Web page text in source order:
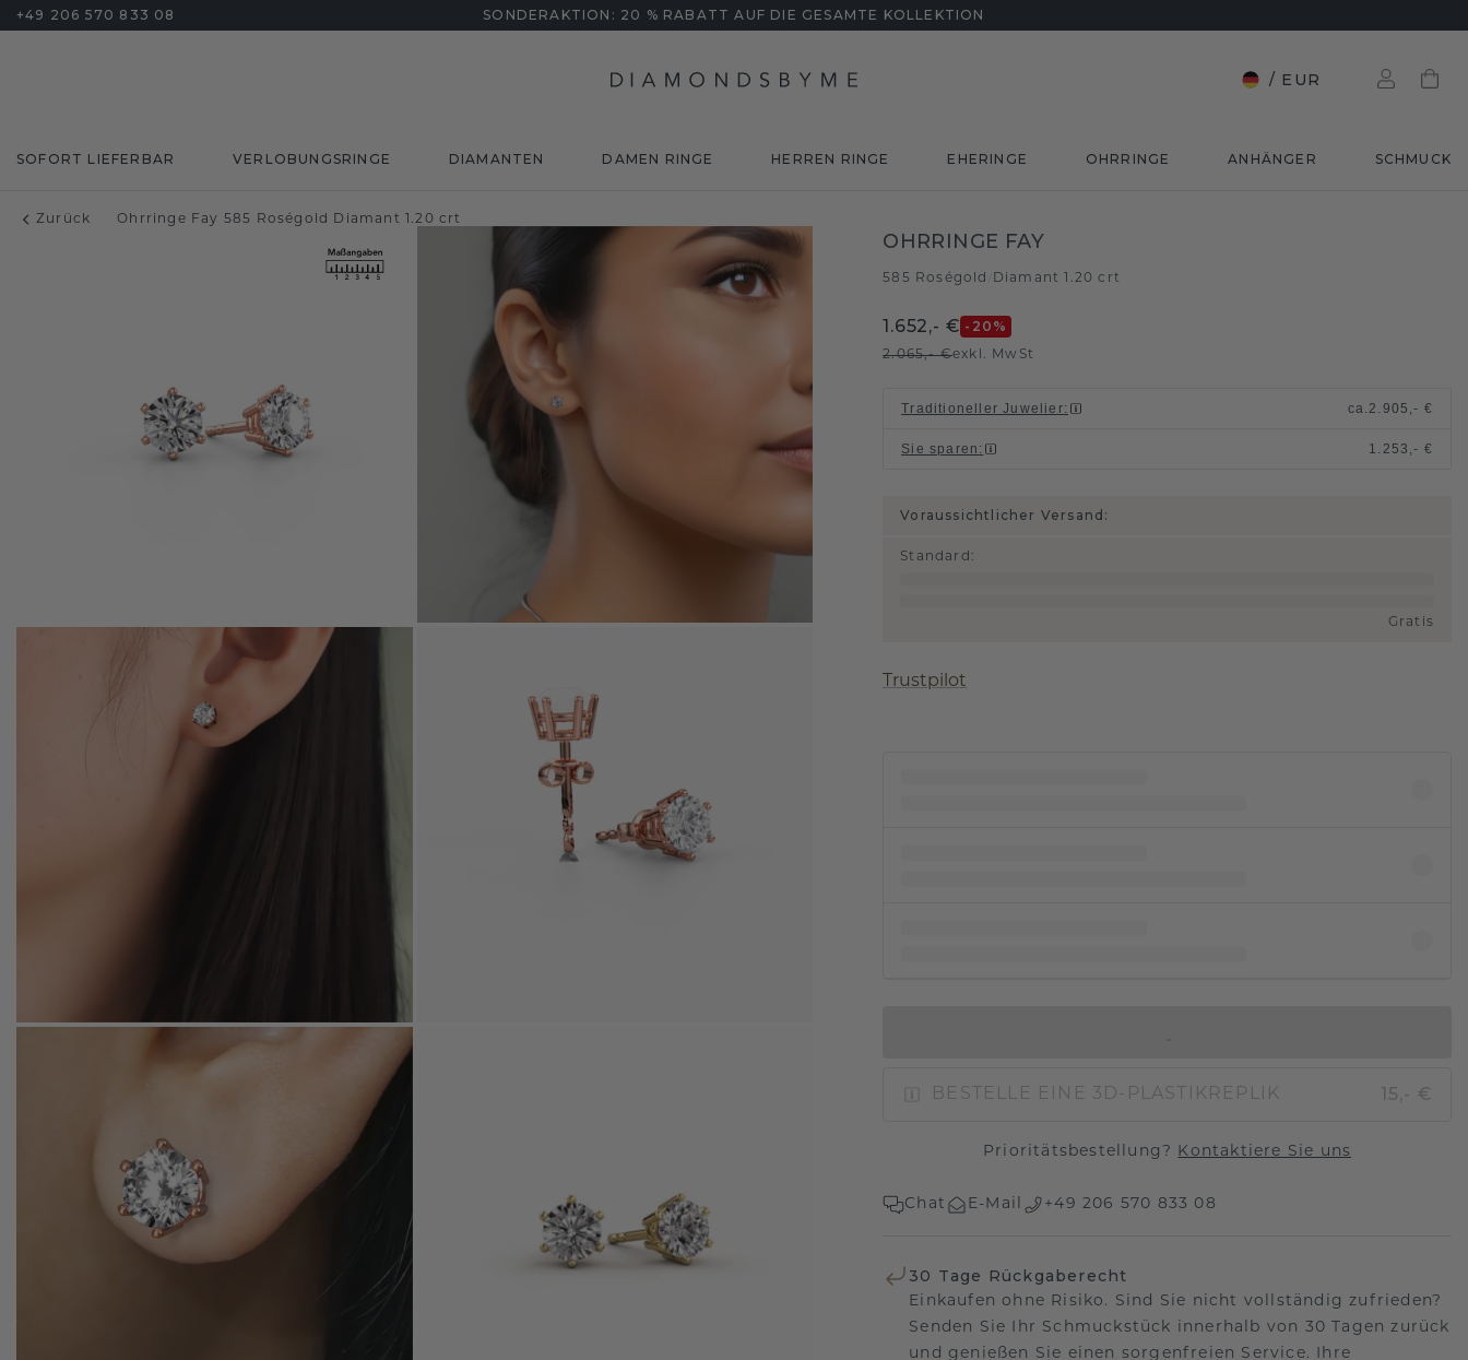
+49 206 570 833 08 SONDERAKTION: 20 % RABATT AUF DIE GESAMTE KOLLEKTION
/ EUR
SOFORT LIEFERBAR VERLOBUNGSRINGE DIAMANTEN DAMEN RINGE HERREN RINGE EHERINGE OHRRINGE ANHÄNGER SCHMUCK
Zurück Ohrringe Fay 585 Roségold Diamant 1.20 crt
OHRRINGE FAY
585 Roségold Diamant 1.20 crt
1.652,- € -20 %
2.065,- €exkl. MwSt
Traditioneller Juwelier: ca.2.905,- €
Sie sparen : 1.253,- €
Voraussichtlicher Versand:
Standard :
Gratis
Trustpilot
BESTELLE EINE 3D-PLASTIKREPLIK 15,- €
Prioritätsbestellung? Kontaktiere Sie uns
Chat E-Mail +49 206 570 833 08
30 Tage Rückgaberecht
Einkaufen ohne Risiko. Sind Sie nicht vollständig zufrieden?
Senden Sie Ihr Schmuckstück innerhalb von 30 Tagen zurück
und genießen Sie einen sorgenfreien Service. Ihre